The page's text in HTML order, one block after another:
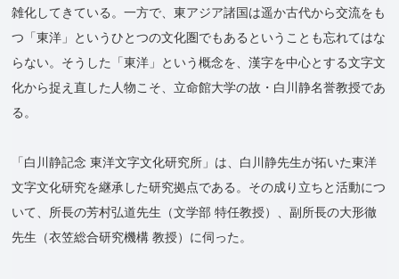
雑化してきている。一方で、東アジア諸国は遥か古代から交流をも
つ「東洋」というひとつの文化圏でもあるということも忘れてはな
らない。そうした「東洋」という概念を、漢字を中心とする文字文
化から捉え直した人物こそ、立命館大学の故・白川静名誉教授であ
る。
「白川静記念 東洋文字文化研究所」は、白川静先生が拓いた東洋
文字文化研究を継承した研究拠点である。その成り立ちと活動につ
いて、所長の芳村弘道先生（文学部 特任教授）、副所長の大形徹
先生（衣笠総合研究機構 教授）に伺った。